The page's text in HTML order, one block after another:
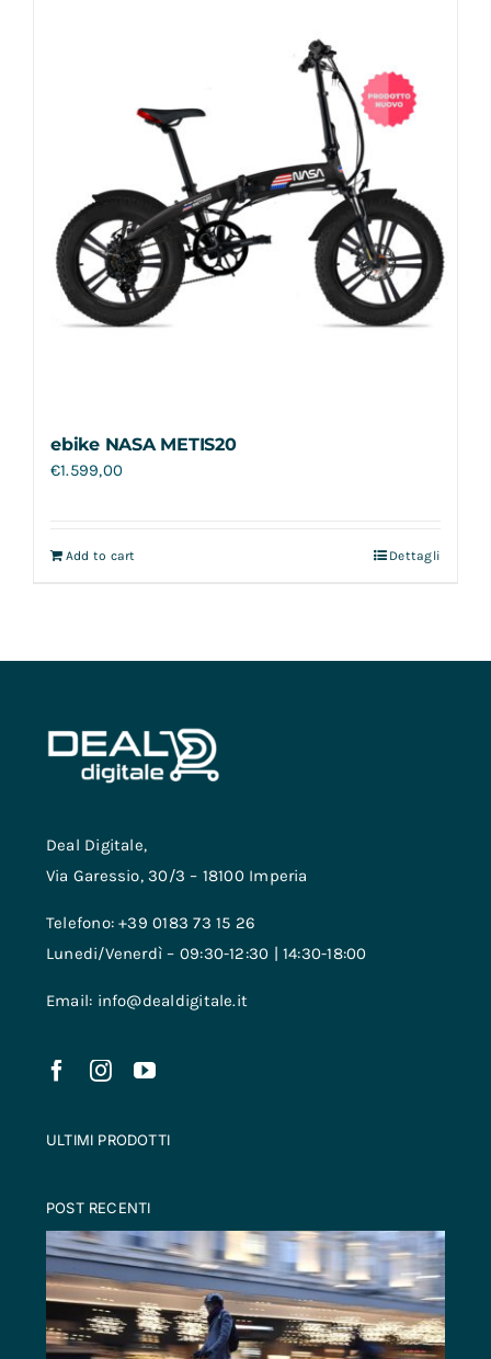
ebike NASA METIS20
€1.599,00
Add to cart Dettagli
Deal Digitale,
Via Garessio, 30/3 – 18100 Imperia
Telefono: +39 0183 73 15 26
Lunedi/Venerdì – 09:30-12:30 | 14:30-18:00
Email: info@dealdigitale.it
ULTIMI PRODOTTI
POST RECENTI